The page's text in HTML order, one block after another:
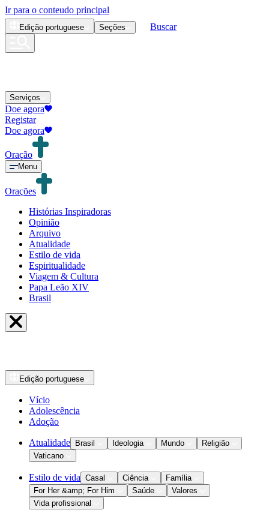
Ir para o conteudo principal
Edição portuguese Seções Buscar
Serviços
Doe agora
Registar
Doe agora
Oração
Menu
Orações
Histórias Inspiradoras
Opinião
Arquivo
Atualidade
Estilo de vida
Espiritualidade
Viagem & Cultura
Papa Leão XIV
Brasil
Edição portuguese
Vício
Adolescência
Adoção
Atualidade Brasil Ideologia Mundo
Religião
Vaticano
Estilo de vida Casal Ciência
Família
For Her &amp; For Him
Saúde
Valores
Vida profissional